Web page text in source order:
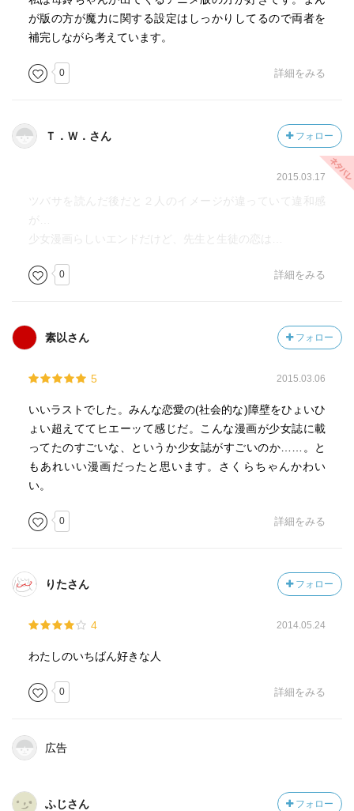
が版の方が魔力に関する設定はしっかりしてるので両者を
補完しながら考えています。
0 詳細をみる
Ｔ．Ｗ．さん フォロー
2015.03.17
ツバサを読んだ後だと２人のイメージが違っていて違和感
が…
少女漫画らしいエンドだけど、先生と生徒の恋は…
0 詳細をみる
素以さん フォロー
5 2015.03.06
いいラストでした。みんな恋愛の(社会的な)障壁をひょいひ
ょい超えててヒエーッて感じだ。こんな漫画が少女誌に載
ってたのすごいな、というか少女誌がすごいのか……。と
もあれいい漫画だったと思います。さくらちゃんかわい
い。
0 詳細をみる
りたさん フォロー
4 2014.05.24
わたしのいちばん好きな人
0 詳細をみる
広告
ふじさん フォロー